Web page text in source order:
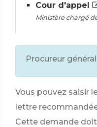
Cour d'appel
Ministère chargé
Procureur général
Vous pouvez saisir
lettre
Cette demande